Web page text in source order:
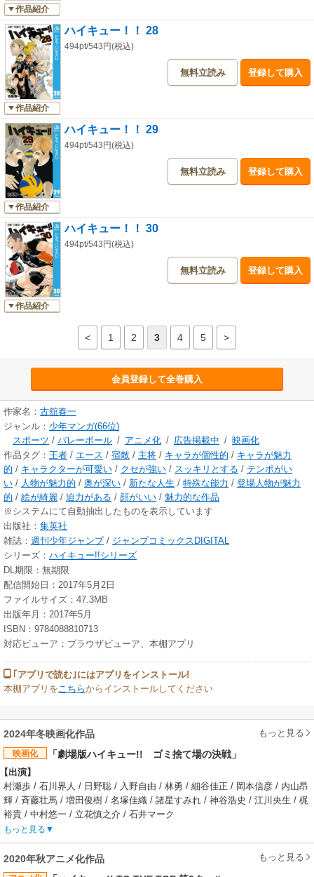
作品紹介
作品紹介
ハイキュー！！ 28
494pt/543円(税込)
無料立読み 登録して購入
作品紹介
ハイキュー！！ 29
494pt/543円(税込)
無料立読み 登録して購入
作品紹介
ハイキュー！！ 30
494pt/543円(税込)
無料立読み 登録して購入
< 1 2 3 4 5 >
会員登録して全巻購入
作家名： 古舘春一
ジャンル： 少年マンガ(66位)
スポーツ / バレーボール / アニメ化 / 広告掲載中 / 映画化
作品タグ： 王者 / エース / 宿敵 / 主将 / キャラが個性的 / キャラが魅力
的 / キャラクターが可愛い / クセが強い / スッキリとする / テンポがい
い / 人物が魅力的 / 奥が深い / 新たな人生 / 特殊な能力 / 登場人物が魅力
的 / 絵が綺麗 / 迫力がある / 顔がいい / 魅力的な作品
※システムにて自動抽出したものを表示しています
出版社： 集英社
雑誌： 週刊少年ジャンプ/ ジャンプコミックスDIGITAL
シリーズ： ハイキュー!!シリーズ
DL期限：無期限
配信開始日：2017年5月2日
ファイルサイズ：47.3MB
出版年月：2017年5月
ISBN：9784088810713
対応ビューア：ブラウザビューア、本棚アプリ
｢アプリで読む｣にはアプリをインストール!
本棚アプリを こちらからインストールしてください
2024年冬映画化作品 もっと見る
映画化 「劇場版ハイキュー!! ゴミ捨て場の決戦」
出演】
村瀬歩 / 石川界人 / 日野聡 / 入野自由 / 林勇 / 細谷佳正 / 岡本信彦 / 内山昂
輝 / 斉藤壮馬 / 増田俊樹 / 名塚佳織 / 諸星すみれ / 神谷浩史 / 江川央生 / 梶
裕貴 / 中村悠一 / 立花慎之介 / 石井マーク
あらすじ】
小学生の時に、春高バレーのテレビ中継で見た“小さな巨人”に憧れ、烏野高
校バレー部に入部した日向翔陽。だがそこには中学最初で最後の公式戦で
惨敗した相手・影山飛雄の姿が！？反目しあうも、日向の抜群の運動能力
もっと見る
2020年秋アニメ化作品 もっと見る